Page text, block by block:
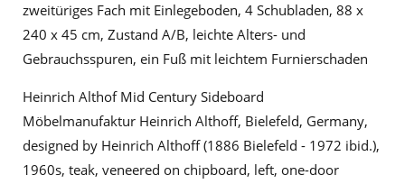
zweitüriges Fach mit Einlegeboden, 4 Schubladen, 88 x
240 x 45 cm, Zustand A/B, leichte Alters- und
Gebrauchsspuren, ein Fuß mit leichtem Furnierschaden
Heinrich Althof Mid Century Sideboard
Möbelmanufaktur Heinrich Althoff, Bielefeld, Germany,
designed by Heinrich Althoff (1886 Bielefeld - 1972 ibid.),
1960s, teak, veneered on chipboard, left, one-door